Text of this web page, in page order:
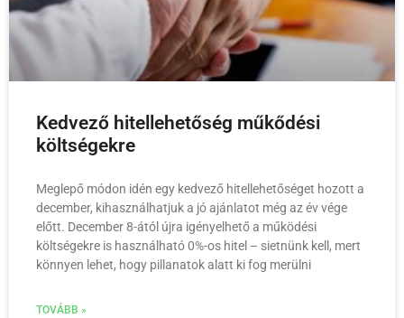
Kedvező hitellehetőség műkődési
költségekre
Meglepő módon idén egy kedvező hitellehetőséget hozott a
december, kihasználhatjuk a jó ajánlatot még az év vége
előtt. December 8-ától újra igényelhető a működési
költségekre is használható 0%-os hitel – sietnünk kell, mert
könnyen lehet, hogy pillanatok alatt ki fog merülni
TOVÁBB »